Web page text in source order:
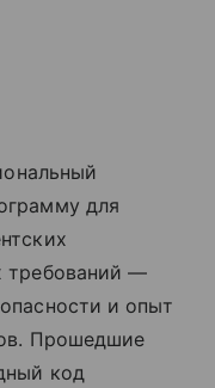
для
требований —
и опыт
Прошедшие
код